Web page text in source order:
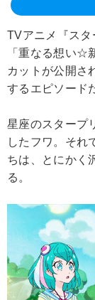
TVアニメ『ス
「重なる想い☆
カットが公開さ
するエピソード
星座のスタープ
したフワ。それ
ちは、とにかく
る。